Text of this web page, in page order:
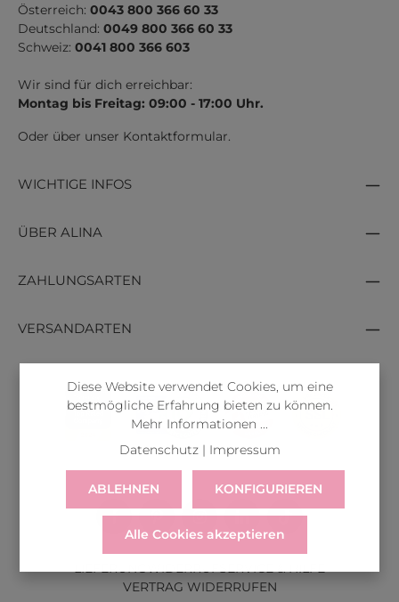
Österreich: 0043 800 366 60 33
Deutschland: 0049 800 366 60 33
Schweiz: 0041 800 366 603
Wir sind für dich erreichbar:
Montag bis Freitag: 09:00 - 17:00 Uhr.
Oder über unser Kontaktformular.
WICHTIGE INFOS
ÜBER ALINA
ZAHLUNGSARTEN
VERSANDARTEN
LIEFERUNGWIDERRUFSERVICE & HILFE
VERTRAG WIDERRUFEN
Diese Website verwendet Cookies, um eine
bestmögliche Erfahrung bieten zu können.
Mehr Informationen ...
Datenschutz| Impressum
ABLEHNEN KONFIGURIEREN
Alle Cookies akzeptieren